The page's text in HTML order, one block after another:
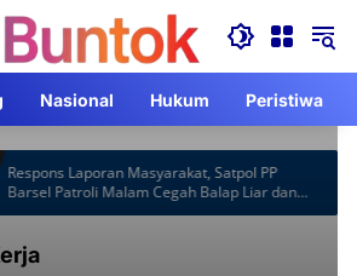
Nasional Hukum Peristiwa
Laporan Masyarakat, Satpol PP
Patroli Malam Cegah Balap Liar dan
Brong